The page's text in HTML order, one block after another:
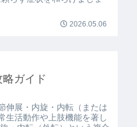
2026.05.06
略ガイド
伸展・内旋・内転（または
生活動作や上肢機能を著し